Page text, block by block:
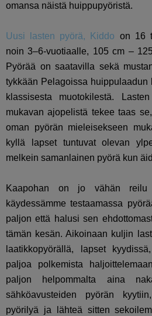
omansa näistä huippupyöristä.
Uusi lasten pyörä, Kiddo on 16
noin 3–6-vuotiaalle, 105 cm –
Pyörää on saatavilla sekä
tykkään Pelagoissa
klassisesta muotokilestä.
mukavan ajopelistä tekee taas
oman pyörän mieleisekseen
kyllä lapset tuntuvat olevan
melkein samanlainen pyörä kun
Kaapohan on jo vähän
käydessämme testaamassa
paljon että halusi sen
tämän kesän. Aikoinaan kuljin
laatikkopyörällä, lapset
paljoa polkemista
paljon helpommalta aina
sähköavusteiden pyörän
pyörilyä ja lähteä sitten